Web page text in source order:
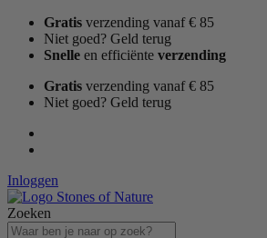
naar
Gratis verzending vanaf € 85
Niet goed? Geld terug
Snelle en efficiënte verzending
Gratis verzending vanaf € 85
Niet goed? Geld terug
Inloggen
Zoeken